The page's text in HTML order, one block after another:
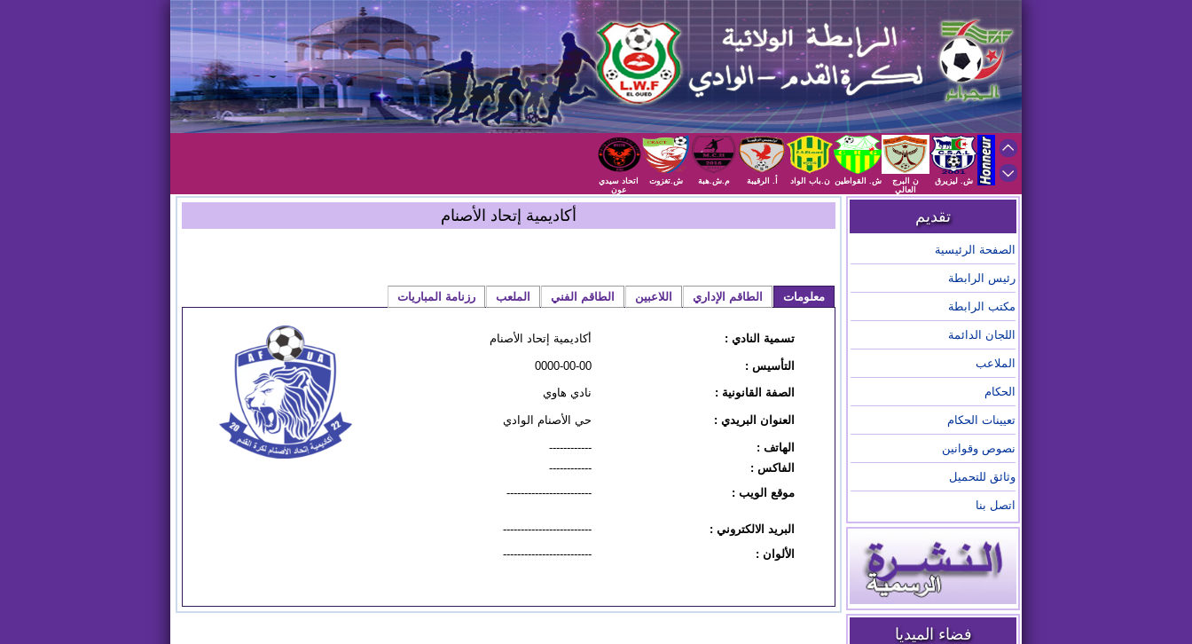
ش. ليزيرق
ن البرج
العالي
ش. القواطين ن.باب الواد أ. الرقيبة م.ش.هبة ش.تغزوت
اتحاد سيدي
عون
تقديم
الصفحة الرئيسية
رئيس الرابطة
مكتب الرابطة
اللجان الدائمة
الملاعب
الحكام
تعيينات الحكام
نصوص وقوانين
وثائق للتحميل
اتصل بنا
فضاء الميديا
أكاديمية إتحاد الأصنام
معلومات الطاقم الإداري اللاعبين الطاقم الفني الملعب رزنامة المباريات
تسمية النادي : أكاديمية إتحاد الأصنام
التأسيس :
0000-00-00
الصفة القانونية :
نادي هاوي
العنوان البريدي : حي الأصنام الوادي
الهاتف :
------------
الفاكس :
------------
موقع الويب :
------------------------
البريد الالكتروني :
-------------------------
الألوان :
-------------------------